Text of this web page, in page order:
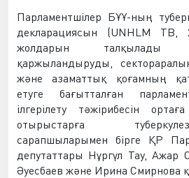
Парламентшілер БҰҰ-ның
декларациясын (UNHLM TB,
жолдарын талқылады
қаржыландыруды,
және азаматтық қоғамның
етуге бағытталған
ілгерілету тәжірибесін
отырыстарға
сарапшыларымен бірге ҚР
депутаттары Нұргүл Тау, Ажар
Әуесбаев және Ирина Смирнова